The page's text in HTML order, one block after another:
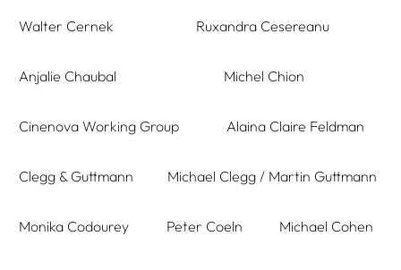
Walter Cernek Ruxandra Cesereanu
Anjalie Chaubal Michel Chion
Cinenova Working Group Alaina Claire Feldman
Clegg & Guttmann Michael Clegg / Martin Guttmann
Monika Codourey Peter Coeln Michael Cohen